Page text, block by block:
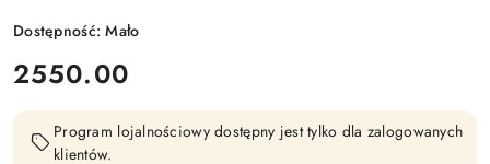
Dostępność:Mało
cena:
2550.00
Program lojalnościowy dostępny jest tylko dla zalogowanych
klientów.